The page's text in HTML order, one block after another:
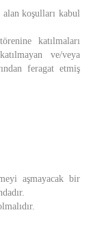
alan koşulları kabul
katılmaları
ve/veya
feragat etmiş
aşmayacak bir